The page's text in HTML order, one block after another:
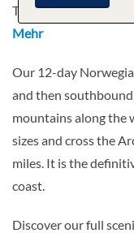
Trondheim - Rorvik -
Mehr
Our 12-day
and then
mountains along the
sizes and cross the
miles. It is the
coast.
Discover our full